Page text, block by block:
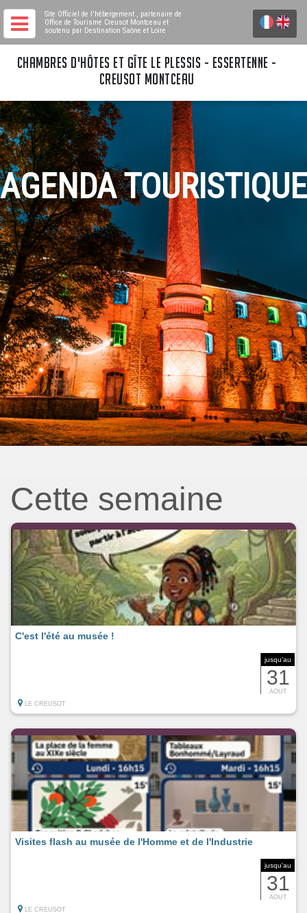
Site Officiel de l'hébergement , partenaire de
Office de Tourisme Creusot Montceau et
soutenu par Destination Saône et Loire
CHAMBRES D'HÔTES ET GÎTE LE PLESSIS - ESSERTENNE -
CREUSOT MONTCEAU
AGENDA TOURISTIQUE
Cette semaine
jusqu'au
31
AOUT
C'est l'été au musée !
LE CREUSOT
jusqu'au
31
AOUT
Visites flash au musée de l'Homme et de l'Industrie
LE CREUSOT